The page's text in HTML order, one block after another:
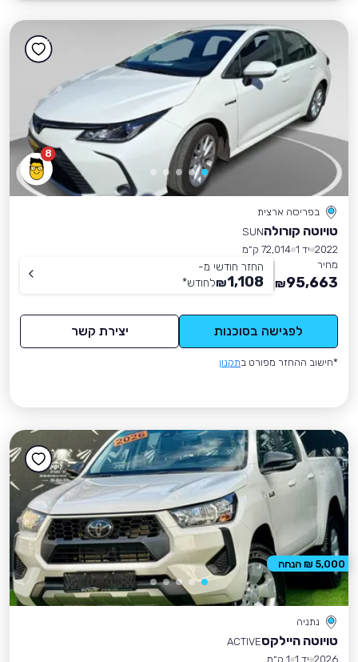
8
בפריסה ארצית
טויוטה קורולהSUN
2022 יד 1
72,014 ק״מ
מחיר
95,663
₪
החזר חודשי מ-
1,108
₪לחודש*
לפגישה בסוכנות יצירת קשר
*חישוב ההחזר מפורט בתקנון
נתניה
טויוטה היילקסACTIVE
2026 יד 1
1 ק״מ
5,000 ₪ הנחה